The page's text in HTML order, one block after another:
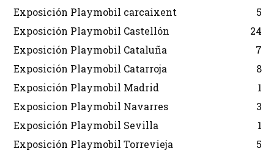
Exposición Playmobil carcaixent
5
Exposición Playmobil Castellón
24
Exposición Playmobil Cataluña
7
Exposición Playmobil Catarroja
8
Exposición Playmobil Madrid
1
Exposicion Playmobil Navarres
3
Exposición Playmobil Sevilla
1
Exposición Playmobil Torrevieja
5